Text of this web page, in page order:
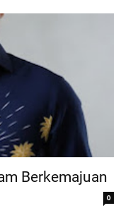
Berkemajuan
0